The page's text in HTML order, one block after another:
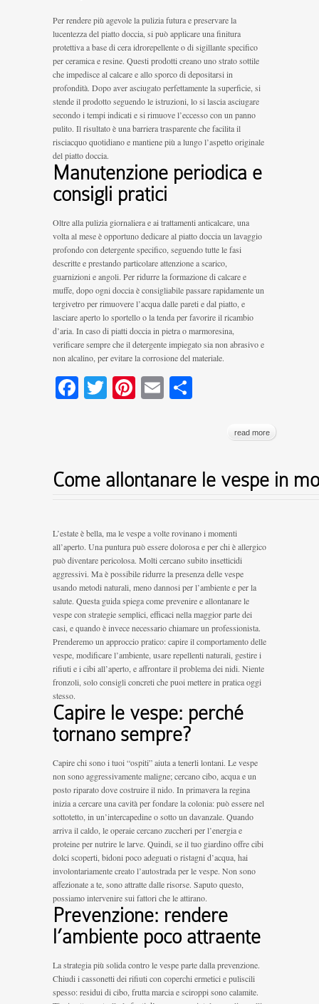
Per rendere più agevole la pulizia futura e preservare la
lucentezza del piatto doccia, si può applicare una finitura
protettiva a base di cera idrorepellente o di sigillante specifico
per ceramica e resine. Questi prodotti creano uno strato sottile
che impedisce al calcare e allo sporco di depositarsi in
profondità. Dopo aver asciugato perfettamente la superficie, si
stende il prodotto seguendo le istruzioni, lo si lascia asciugare
secondo i tempi indicati e si rimuove l’eccesso con un panno
pulito. Il risultato è una barriera trasparente che facilita il
risciacquo quotidiano e mantiene più a lungo l’aspetto originale
del piatto doccia.
Manutenzione periodica e
consigli pratici
Oltre alla pulizia giornaliera e ai trattamenti anticalcare, una
volta al mese è opportuno dedicare al piatto doccia un lavaggio
profondo con detergente specifico, seguendo tutte le fasi
descritte e prestando particolare attenzione a scarico,
guarnizioni e angoli. Per ridurre la formazione di calcare e
muffe, dopo ogni doccia è consigliabile passare rapidamente un
tergivetro per rimuovere l’acqua dalle pareti e dal piatto, e
lasciare aperto lo sportello o la tenda per favorire il ricambio
d’aria. In caso di piatti doccia in pietra o marmoresina,
verificare sempre che il detergente impiegato sia non abrasivo e
non alcalino, per evitare la corrosione del materiale.
Facebook
TwitterPinterest
Email
read more
Come allontanare le vespe in
L’estate è bella, ma le vespe a volte rovinano i momenti
all’aperto. Una puntura può essere dolorosa e per chi è allergico
può diventare pericolosa. Molti cercano subito insetticidi
aggressivi. Ma è possibile ridurre la presenza delle vespe
usando metodi naturali, meno dannosi per l’ambiente e per la
salute. Questa guida spiega come prevenire e allontanare le
vespe con strategie semplici, efficaci nella maggior parte dei
casi, e quando è invece necessario chiamare un professionista.
Prenderemo un approccio pratico: capire il comportamento delle
vespe, modificare l’ambiente, usare repellenti naturali, gestire i
rifiuti e i cibi all’aperto, e affrontare il problema dei nidi. Niente
fronzoli, solo consigli concreti che puoi mettere in pratica oggi
stesso.
Capire le vespe: perché
tornano sempre?
Capire chi sono i tuoi “ospiti” aiuta a tenerli lontani. Le vespe
non sono aggressivamente maligne; cercano cibo, acqua e un
posto riparato dove costruire il nido. In primavera la regina
inizia a cercare una cavità per fondare la colonia: può essere nel
sottotetto, in un’intercapedine o sotto un davanzale. Quando
arriva il caldo, le operaie cercano zuccheri per l’energia e
proteine per nutrire le larve. Quindi, se il tuo giardino offre cibi
dolci scoperti, bidoni poco adeguati o ristagni d’acqua, hai
involontariamente creato l’autostrada per le vespe. Non sono
affezionate a te, sono attratte dalle risorse. Saputo questo,
possiamo intervenire sui fattori che le attirano.
Prevenzione: rendere
l’ambiente poco attraente
La strategia più solida contro le vespe parte dalla prevenzione.
Chiudi i cassonetti dei rifiuti con coperchi ermetici e puliscili
spesso: residui di cibo, frutta marcia e sciroppi sono calamite.